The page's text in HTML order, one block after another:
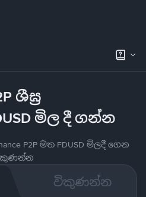
ශීඝ්‍ර
මිල දී ගන්න
P2P මත FDUSD මිලදී ගෙන
විකුණන්න